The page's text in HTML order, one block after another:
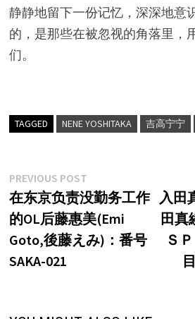
静静地留下一份记忆，深深地意
的，是那些在被忽视的角落里，
们。
TAGGED NENE YOSHITAKA 吉高宁宁
文
章
导
航
PREVIOUS POSTPrevious
post:
在东京负责没勤务工作
的OL后藤惠美(Emi
Goto,後藤えみ)：番号
SAKA-021
入田
田真
Ｓ